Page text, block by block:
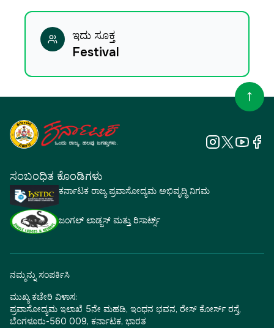
ಇದು ಸೂಕ್ತ
Festival
ಸಂಬಂಧಿತ ಕೊಂಡಿಗಳು
ಕರ್ನಾಟಕ ರಾಜ್ಯ ಪ್ರವಾಸೋದ್ಯಮ ಅಭಿವೃದ್ಧಿ ನಿಗಮ
ಜಂಗಲ್ ಲಾಡ್ಜಸ್ ಮತ್ತು ರಿಸಾರ್ಟ್ಸ್
ನಮ್ಮನ್ನು ಸಂಪರ್ಕಿಸಿ
ಮುಖ್ಯ ಕಚೇರಿ ವಿಳಾಸ:
ಪ್ರವಾಸೋದ್ಯಮ ಇಲಾಖೆ 5ನೇ ಮಹಡಿ, ಇಂಧನ ಭವನ, ರೇಸ್ ಕೋರ್ಸ್ ರಸ್ತೆ,
ಬೆಂಗಳೂರು-560 009, ಕರ್ನಾಟಕ, ಭಾರತ